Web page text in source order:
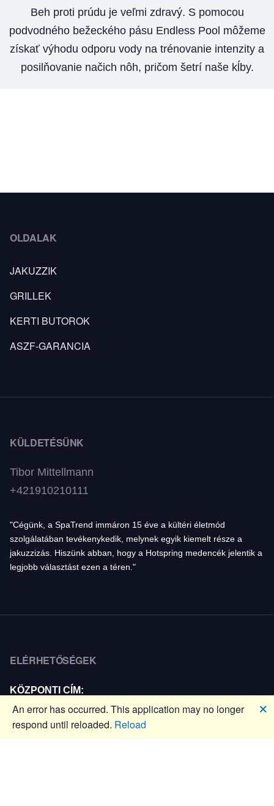
Beh proti prúdu je veľmi zdravý. S pomocou
podvodného bežeckého pásu Endless Pool môžeme
získať výhodu odporu vody na trénovanie intenzity a
posilňovanie načich nôh, pričom šetrí naše kĺby.
OLDALAK
JAKUZZIK
GRILLEK
KERTI BUTOROK
ASZF-GARANCIA
KÜLDETÉSÜNK
Tibor Mittellmann
+421910210111
"Cégünk, a SpaTrend immáron 15 éve a kültéri életmód
szolgálatában tevékenykedik, melynek egyik kiemelt része a
jakuzzizás. Hiszünk abban, hogy a Hotspring medencék jelentik a
legjobb választást ezen a téren."
ELÉRHETŐSÉGEK
KÖZPONTI CÍM:
Južná trieda 121, Košice (Budova - ParkettWorld
Košice)
An error has occurred. This application may no longer
respond until reloaded. Reload
🗙